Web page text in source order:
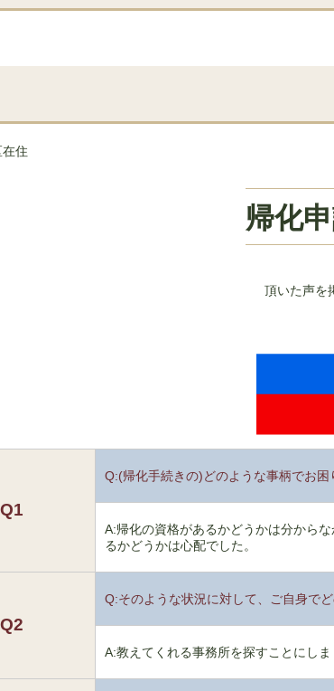
住
帰化
頂いた声を
Q1
Q:(帰化手続きの)どのような事柄でお困
A:帰化の資格があるかどうかは分から
るかどうかは心配でした。
Q2
Q:そのような状況に対して、ご自身で
A:教えてくれる事務所を探すことにしま